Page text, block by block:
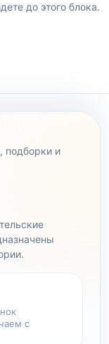
до этого блока.
подборки и
с